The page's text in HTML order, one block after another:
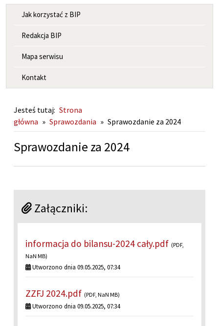
MENU INFORMACYJNE
Jak korzystać z BIP
Redakcja BIP
Mapa serwisu
Kontakt
Jesteś tutaj: Strona
główna » Sprawozdania » Sprawozdanie za 2024
Sprawozdanie za 2024
Załączniki:
informacja do bilansu-2024 cały.pdf (PDF,
NaN MB)
Utworzono dnia 09.05.2025, 07:34
ZZFJ 2024.pdf (PDF, NaN MB)
Utworzono dnia 09.05.2025, 07:34